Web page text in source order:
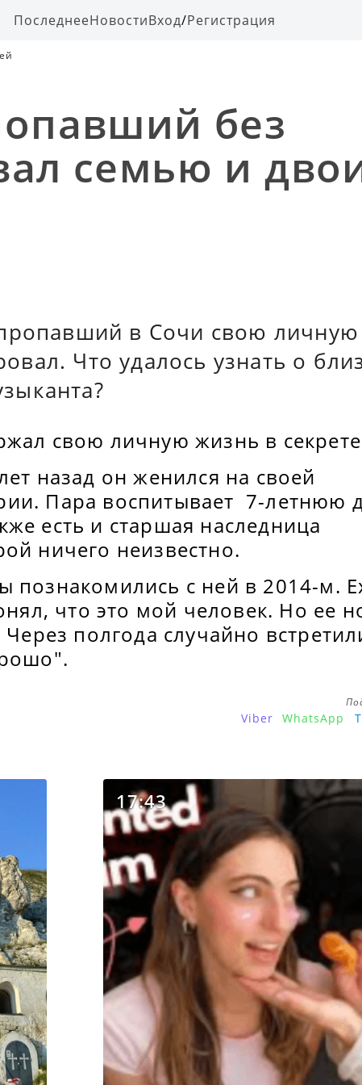
ПоследнееНовостиВход/Регистрация
без
семью и
в Сочи свою личную
Что удалось узнать о
свою личную жизнь в
назад он женился на своей
Пара воспитывает 7-летнюю
есть и старшая наследница
ничего неизвестно.
познакомились с ней в 2014-м.
что это мой человек. Но ее
полгода случайно
Viber WhatsApp
17:43